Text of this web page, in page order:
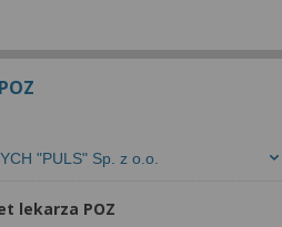
"PULS" Sp. z o.o.
lekarza POZ